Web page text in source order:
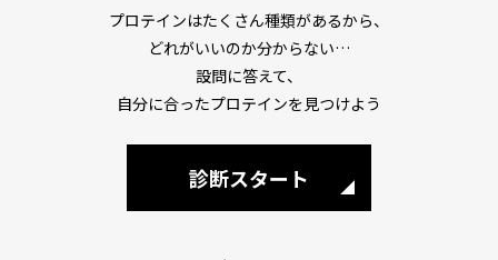
プロテインはたくさん種類があるから、
どれがいいのか分からない…
設問に答えて、
自分に合ったプロテインを見つけよう
診断スタート